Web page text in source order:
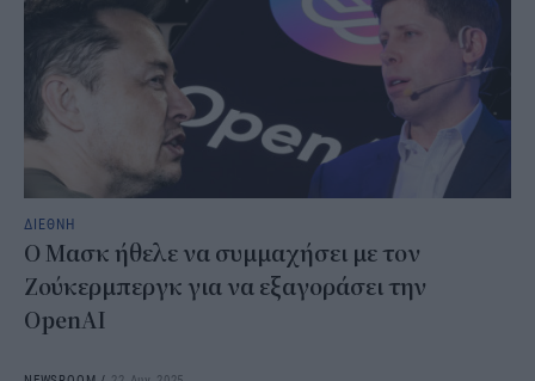
ΔΙΕΘΝΗ
Ο Μασκ ήθελε να συμμαχήσει με τον
Ζούκερμπεργκ για να εξαγοράσει την
OpenAI